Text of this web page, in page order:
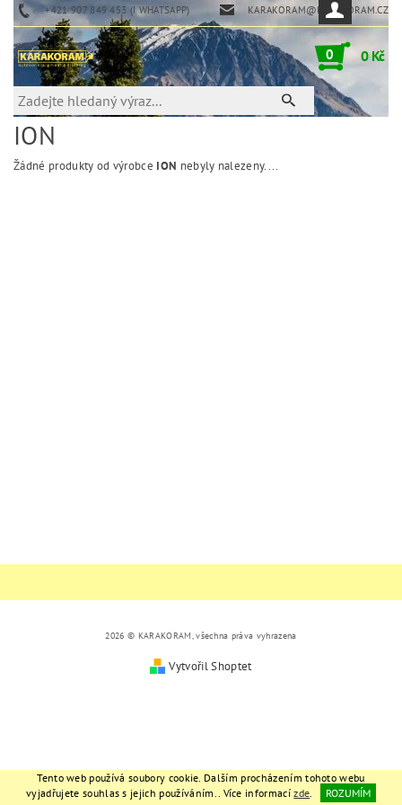
+421 907 849 453 (I WHATSAPP) KARAKORAM@KARAKORAM.CZ
0 0 Kč
ION
Žádné produkty od výrobce ION nebyly nalezeny....
2026 © KARAKORAM, všechna práva vyhrazena
Vytvořil Shoptet
Tento web používá soubory cookie. Dalším procházením tohoto webu
vyjadřujete souhlas s jejich používáním.. Více informacízde. ROZUMÍM